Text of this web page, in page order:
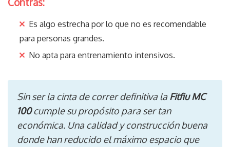
Es algo estrecha por lo que no es recomendable
para personas grandes.
No apta para entrenamiento intensivos.
Sin ser la cinta de correr definitiva laFitfiu MC
100cumple su propósito para ser tan
económica. Una calidad y construcción buena
donde han reducido el máximo espacio que